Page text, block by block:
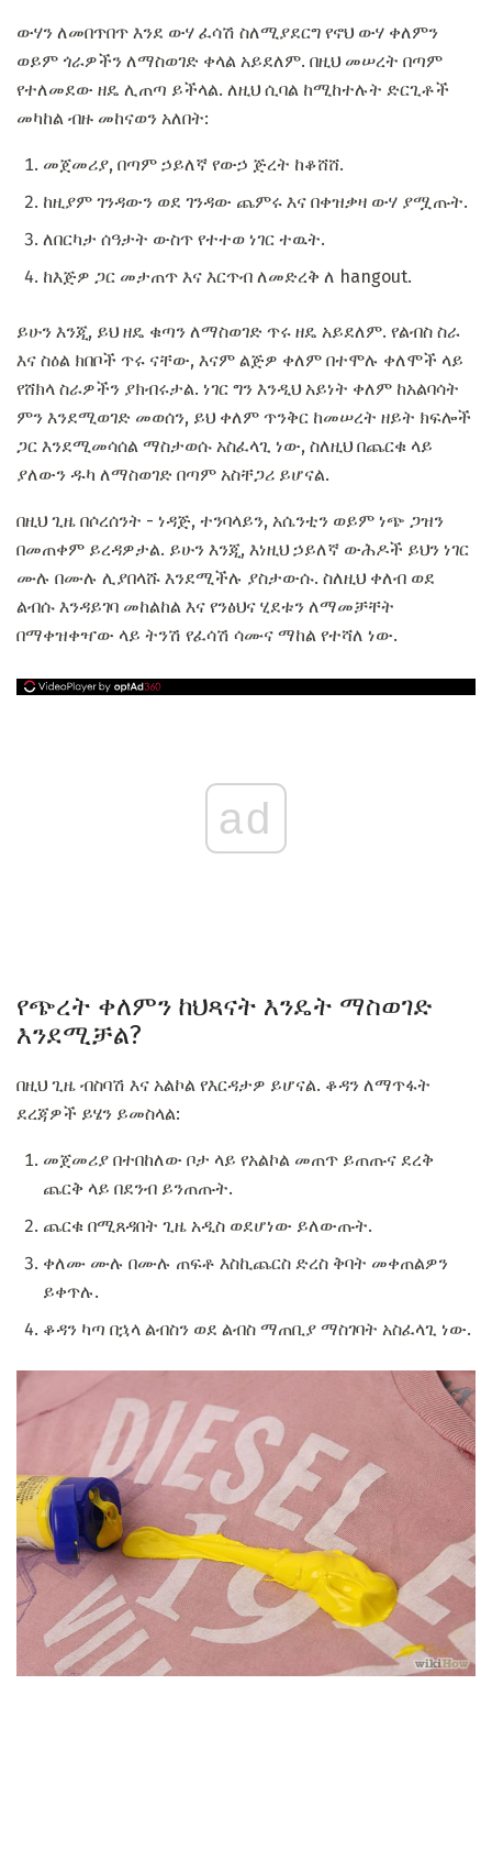
ውሃን ለመበጥበጥ እንደ ውሃ ፈሳሽ ስለሚያደርግ የኖህ ውሃ ቀለምን
ወይም ጎራዎችን ለማስወገድ ቀላል አይደለም. በዚህ መሠረት በጣም
የተለመደው ዘዴ ሊጠጣ ይችላል. ለዚህ ሲባል ከሚከተሉት ድርጊቶች
መካከል ብዙ መከናወን አለበት:
መጀመሪያ, በጣም ኃይለኛ የውኃ ጅረት ከቆሸሸ.
ከዚያም ገንዳውን ወደ ገንዳው ጨምሩ እና በቀዝቃዛ ውሃ ያሟጡት.
ለበርካታ ሰዓታት ውስጥ የተተወ ነገር ተዉት.
ከእጅዎ ጋር መታጠጥ እና እርጥብ ለመድረቅ ለ hangout.
ይሁን እንጂ, ይህ ዘዴ ቁጣን ለማስወገድ ጥሩ ዘዴ አይደለም. የልብስ ስራ
እና ስዕል ክበቦች ጥሩ ናቸው, እናም ልጅዎ ቀለም በተሞሉ ቀለሞች ላይ
የሸክላ ስራዎችን ያክብሩታል. ነገር ግን እንዲህ አይነት ቀለም ከአልባሳት
ምን እንደሚወገድ መወሰን, ይህ ቀለም ጥንቅር ከመሠረት ዘይት ክፍሎች
ጋር እንደሚመሳሰል ማስታወሱ አስፈላጊ ነው, ስለዚህ በጨርቁ ላይ
ያለውን ዱካ ለማስወገድ በጣም አስቸጋሪ ይሆናል.
በዚህ ጊዜ በሶረሰንት - ነዳጅ, ተንባላይን, አሴንቲን ወይም ነጭ ጋዝን
በመጠቀም ይረዳዎታል. ይሁን እንጂ, እነዚህ ኃይለኛ ውሕዶች ይህን ነገር
ሙሉ በሙሉ ሊያበላሹ እንደሚችሉ ያስታውሱ. ስለዚህ ቀለብ ወደ
ልብሱ እንዳይገባ መከልከል እና የንፅህና ሂደቱን ለማመቻቸት
በማቀዝቀዣው ላይ ትንሽ የፈሳሽ ሳሙና ማከል የተሻለ ነው.
ad
የጭረት ቀለምን ከህጻናት እንዴት ማስወገድ
እንደሚቻል?
በዚህ ጊዜ ብስባሽ እና አልኮል የእርዳታዎ ይሆናል. ቆዳን ለማጥፋት
ደረጃዎች ይሄን ይመስላል:
መጀመሪያ በተበከለው ቦታ ላይ የአልኮል መጠጥ ይጠጡና ደረቅ
ጨርቅ ላይ በደንብ ይንጠጡት.
ጨርቁ በሚጸዳበት ጊዜ አዲስ ወደሆነው ይለውጡት.
ቀለሙ ሙሉ በሙሉ ጠፍቶ እስኪጨርስ ድረስ ቅባት መቀጠልዎን
ይቀጥሉ.
ቆዳን ካጣ በኋላ ልብስን ወደ ልብስ ማጠቢያ ማስገባት አስፈላጊ ነው.